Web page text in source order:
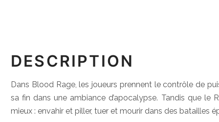
DESCRIPTION
Dans Blood Rage, les joueurs prennent le contrôle de
sa fin dans une ambiance d’apocalypse. Tandis que
mieux : envahir et piller, tuer et mourir dans des batailles